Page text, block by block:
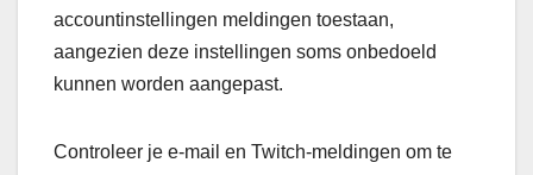
accountinstellingen meldingen toestaan,
aangezien deze instellingen soms onbedoeld
kunnen worden aangepast.
Controleer je e-mail en Twitch-meldingen om te